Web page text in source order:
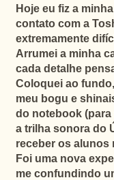
Hoje eu fiz a
contato com a
extremamente
Arrumei a minha
cada detalhe
Coloquei ao
meu bogu e
do notebook (para
a trilha sonora do
receber os alunos
Foi uma nova
me confundindo